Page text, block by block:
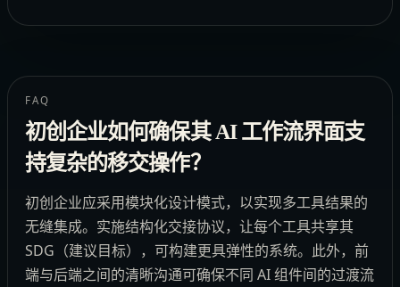
FAQ
初创企业如何确保其 AI 工作流界面支
持复杂的移交操作？
初创企业应采用模块化设计模式，以实现多工具结果的
无缝集成。实施结构化交接协议，让每个工具共享其
SDG（建议目标），可构建更具弹性的系统。此外，前
端与后端之间的清晰沟通可确保不同 AI 组件间的过渡流